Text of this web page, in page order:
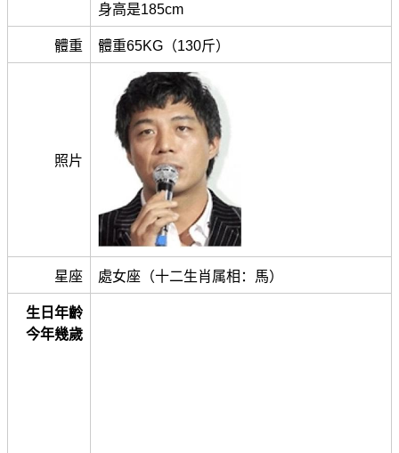
身高是185cm
體重 體重65KG（130斤）
照片
星座 處女座（十二生肖属相：馬）
生日年齡
今年幾歲